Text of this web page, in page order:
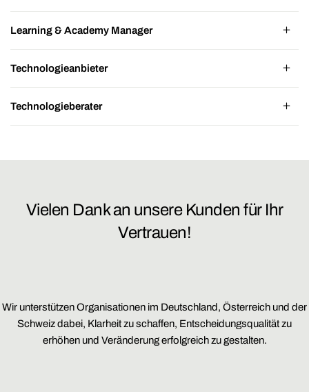
Learning & Academy Manager
Technologieanbieter
Technologieberater
Vielen Dank an unsere Kunden für Ihr
Vertrauen!
Wir unterstützen Organisationen im Deutschland, Österreich und der
Schweiz dabei, Klarheit zu schaffen, Entscheidungsqualität zu
erhöhen und Veränderung erfolgreich zu gestalten.